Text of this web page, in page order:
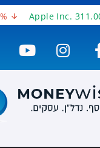
Apple Inc.